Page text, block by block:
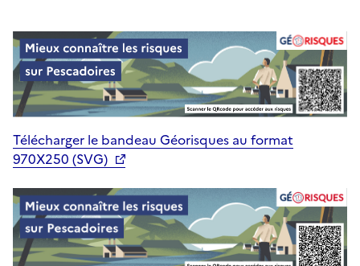
Télécharger le bandeau Géorisques au format
970X250 (SVG)